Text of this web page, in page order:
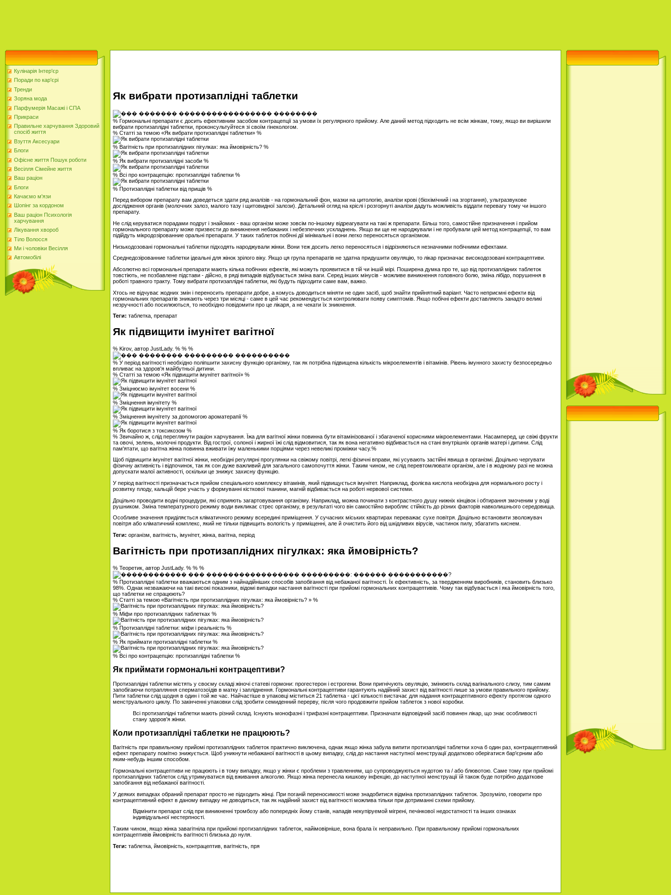
Кулінарія Інтер'єр
Поради по кар'єрі
Тренди
Зоряна мода
Парфумерія Масажі і СПА
Прикраси
Правильне харчування Здоровий
спосіб життя
Взуття Аксесуари
Блоги
Офісне життя Пошук роботи
Весілля Сімейне життя
Ваш раціон
Блоги
Качаємо м'язи
Шопінг за кордоном
Ваш раціон Психологія
харчування
Лікування хвороб
Тіло Волосся
Ми і чоловіки Весілля
Автомобілі
Як вибрати протизаплідні таблетки
% Гормональні препарати є досить ефективним засобом контрацепції за умови їх регулярного прийому. Але даний метод підходить не всім жінкам, тому, якщо ви вирішили
вибрати протизаплідні таблетки, проконсультуйтеся зі своїм гінекологом.
% Статті за темою «Як вибрати протизаплідні таблетки» %
% Вагітність при протизаплідних пігулках: яка ймовірність? %
% Як вибрати протизаплідні засоби %
% Всі про контрацепцію: протизаплідні таблетки %
% Протизаплідні таблетки від прищів %
Перед вибором препарату вам доведеться здати ряд аналізів - на гормональний фон, мазки на цитологію, аналізи крові (біохімічний і на згортання), ультразвукове
дослідження органів (молочних залоз, малого тазу і щитовидної залози). Детальний огляд на кріслі і розгорнуті аналізи дадуть можливість віддати перевагу тому чи іншого
препарату.
Не слід керуватися порадами подруг і знайомих - ваш організм може зовсім по-іншому відреагувати на такі ж препарати. Більш того, самостійне призначення і прийом
гормонального препарату може призвести до виникнення небажаних і небезпечних ускладнень. Якщо ви ще не народжували і не пробували цей метод контрацепції, то вам
підійдуть мікродозірованние оральні препарати. У таких таблеток побічні дії мінімальні і вони легко переносяться організмом.
Низькодозовані гормональні таблетки підходять народжували жінки. Вони теж досить легко переносяться і відрізняються незначними побічними ефектами.
Среднедозірованние таблетки ідеальні для жінок зрілого віку. Якщо ця група препаратів не здатна придушити овуляцію, то лікар призначає високодозовані контрацептиви.
Абсолютно всі гормональні препарати мають кілька побічних ефектів, які можуть проявитися в тій чи іншій мірі. Поширена думка про те, що від протизаплідних таблеток
товстіють, не позбавлене підстави - дійсно, в ряді випадків відбувається зміна ваги. Серед інших мінусів - можливе виникнення головного болю, зміна лібідо, порушення в
роботі травного тракту. Тому вибрати протизаплідні таблетки, які будуть підходити саме вам, важко.
Хтось не відчуває жодних змін і переносить препарати добре, а комусь доводиться міняти не один засіб, щоб знайти прийнятний варіант. Часто неприємні ефекти від
гормональних препаратів зникають через три місяці - саме в цей час рекомендується контролювати появу симптомів. Якщо побічні ефекти доставляють занадто великі
незручності або посилюються, то необхідно повідомити про це лікаря, а не чекати їх зникнення.
Теги: таблетка, препарат
Як підвищити імунітет вагітної
% Kirov, автор JustLady. % % %
% У період вагітності необхідно поліпшити захисну функцію організму, так як потрібна підвищена кількість мікроелементів і вітамінів. Рівень імунного захисту безпосередньо
впливає на здоров'я майбутньої дитини.
% Статті за темою «Як підвищити імунітет вагітної» %
% Зміцнюємо імунітет восени %
% Зміцнення імунітету %
% Зміцнення імунітету за допомогою ароматерапії %
% Як боротися з токсикозом %
% Звичайно ж, слід переглянути раціон харчування. Їжа для вагітної жінки повинна бути вітамінізованої і збагаченої корисними мікроелементами. Насамперед, це свіжі фрукти
та овочі, зелень, молочні продукти. Від гострої, солоної і жирної їжі слід відмовитися, так як вона негативно відбивається на стані внутрішніх органів матері і дитини. Слід
пам'ятати, що вагітна жінка повинна вживати їжу маленькими порціями через невеликі проміжки часу.%
Щоб підвищити імунітет вагітної жінки, необхідні регулярні прогулянки на свіжому повітрі, легкі фізичні вправи, які усувають застійні явища в організмі. Доцільно чергувати
фізичну активність і відпочинок, так як сон дуже важливий для загального самопочуття жінки. Таким чином, не слід перевтомлювати організм, але і в жодному разі не можна
допускати малої активності, оскільки це знижує захисну функцію.
У період вагітності призначається прийом спеціального комплексу вітамінів, який підвищується імунітет. Наприклад, фолієва кислота необхідна для нормального росту і
розвитку плоду, кальцій бере участь у формуванні кісткової тканини, магній відбивається на роботі нервової системи.
Доцільно проводити водні процедури, які сприяють загартовування організму. Наприклад, можна починати з контрастного душу нижніх кінцівок і обтирання змоченим у воді
рушником. Зміна температурного режиму води викликає стрес організму, в результаті чого він самостійно виробляє стійкість до різних факторів навколишнього середовища.
Особливе значення приділяється кліматичного режиму всередині приміщення. У сучасних міських квартирах переважає сухе повітря. Доцільно встановити зволожувач
повітря або кліматичний комплекс, який не тільки підвищить вологість у приміщенні, але й очистить його від шкідливих вірусів, частинок пилу, збагатить киснем.
Теги: організм, вагітність, імунітет, жінка, вагітна, період
Вагітність при протизаплідних пігулках: яка ймовірність?
% Теоретик, автор JustLady. % % %
% Протизаплідні таблетки вважаються одним з найнадійніших способів запобігання від небажаної вагітності. Їх ефективність, за твердженням виробників, становить близько
98%. Однак незважаючи на такі високі показники, відомі випадки настання вагітності при прийомі гормональних контрацептивів. Чому так відбувається і яка ймовірність того,
що таблетки не спрацюють?
% Статті за темою «Вагітність при протизаплідних пігулках: яка ймовірність? » %
% Міфи про протизаплідних таблетках %
% Протизаплідні таблетки: міфи і реальність %
% Як приймати протизаплідні таблетки %
% Всі про контрацепцію: протизаплідні таблетки %
Як приймати гормональні контрацептиви?
Протизаплідні таблетки містять у своєму складі жіночі статеві гормони: прогестерон і естрогени. Вони пригнічують овуляцію, змінюють склад вагінального слизу, тим самим
запобігаючи потрапляння сперматозоїдів в матку і запліднення. Гормональні контрацептиви гарантують надійний захист від вагітності лише за умови правильного прийому.
Пити таблетки слід щодня в один і той же час. Найчастіше в упаковці міститься 21 таблетка - цієї кількості вистачає для надання контрацептивного ефекту протягом одного
менструального циклу. По закінченні упаковки слід зробити семиденний перерву, після чого продовжити прийом таблеток з нової коробки.
Всі протизаплідні таблетки мають різний склад. Існують монофазні і трифазні контрацептиви. Призначати відповідний засіб повинен лікар, що знає особливості
стану здоров'я жінки.
Коли протизаплідні таблетки не працюють?
Вагітність при правильному прийомі протизаплідних таблеток практично виключена, однак якщо жінка забула випити протизаплідні таблетки хоча б один раз, контрацептивний
ефект препарату помітно знижується. Щоб уникнути небажаної вагітності в цьому випадку, слід до настання наступної менструації додатково оберігатися бар'єрним або
яким-небудь іншим способом.
Гормональні контрацептиви не працюють і в тому випадку, якщо у жінки є проблеми з травленням, що супроводжуються нудотою та / або блювотою. Саме тому при прийомі
протизаплідних таблеток слід утримуватися від вживання алкоголю. Якщо жінка перенесла кишкову інфекцію, до наступної менструації їй також буде потрібно додаткове
запобігання від небажаної вагітності.
У деяких випадках обраний препарат просто не підходить жінці. При поганій переносимості може знадобитися відміна протизаплідних таблеток. Зрозуміло, говорити про
контрацептивний ефект в даному випадку не доводиться, так як надійний захист від вагітності можлива тільки при дотриманні схеми прийому.
Відмінити препарат слід при виникненні тромбозу або попередніх йому станів, нападів некупіруемой мігрені, печінкової недостатності та інших ознаках
індивідуальної нестерпності.
Таким чином, якщо жінка завагітніла при прийомі протизаплідних таблеток, найімовірніше, вона брала їх неправильно. При правильному прийомі гормональних
контрацептивів ймовірність вагітності близька до нуля.
Теги: таблетка, ймовірність, контрацептив, вагітність, пря